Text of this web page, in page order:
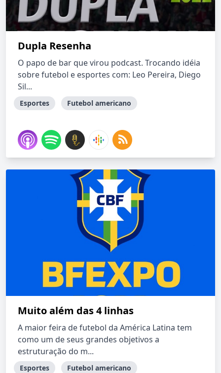
Dupla Resenha
O papo de bar que virou podcast. Trocando idéia
sobre futebol e esportes com: Leo Pereira, Diego
Sil...
Esportes Futebol americano
Muito além das 4 linhas
A maior feira de futebol da América Latina tem
como um de seus grandes objetivos a
estruturação do m...
Esportes Futebol americano